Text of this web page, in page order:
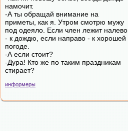
намочит.
-А ты обращай внимание на
приметы, как я. Утром смотрю мужу
под одеяло. Если член лежит налево
- к дождю, если направо - к хорошей
погоде.
-А если стоит?
-Дура! Кто же по таким праздникам
стирает?
информеры